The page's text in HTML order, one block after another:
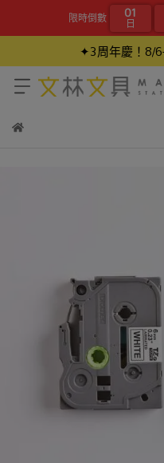
限時倒數 01
日
✦3周年慶！8/